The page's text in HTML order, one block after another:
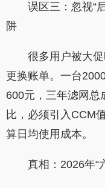
误区三：忽视“
阱
很多用户被大
更换账单。一台
600元，三年滤网总
比，必须引入CCM
算日均使用成本。
真相：2026年“